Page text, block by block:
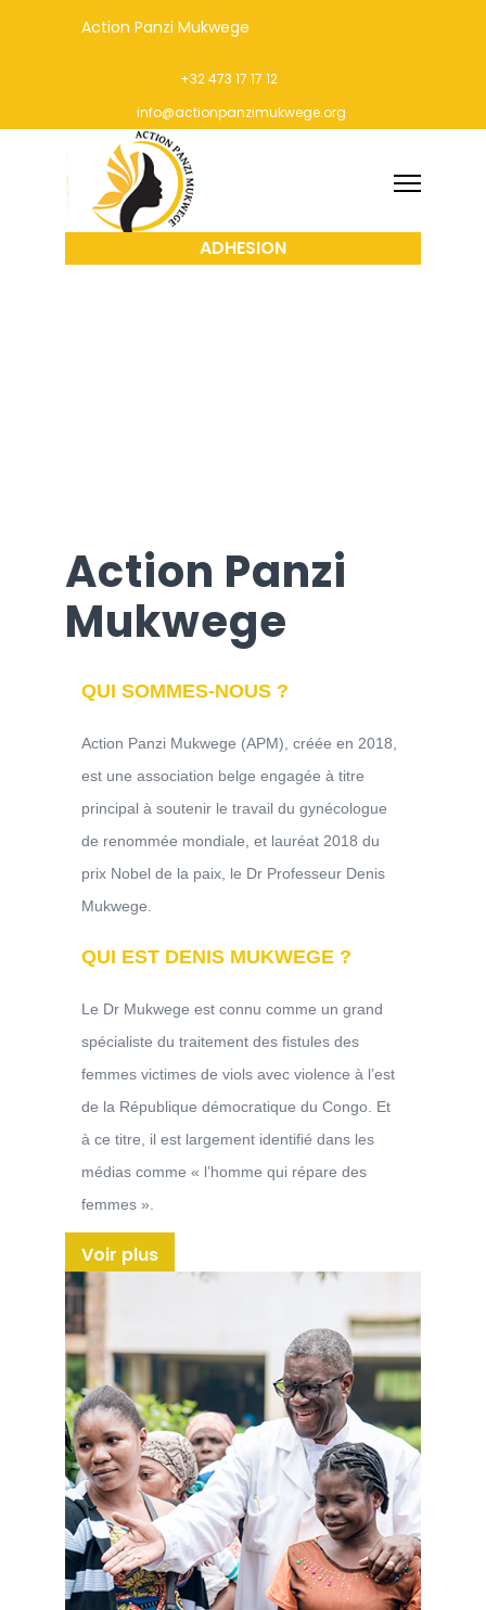
Action Panzi Mukwege
+32 473 17 17 12
info@actionpanzimukwege.org
ADHESION
Action Panzi
Mukwege
QUI SOMMES-NOUS ?
Action Panzi Mukwege (APM), créée en 2018,
est une association belge engagée à titre
principal à soutenir le travail du gynécologue
de renommée mondiale, et lauréat 2018 du
prix Nobel de la paix, le Dr Professeur Denis
Mukwege.
QUI EST DENIS MUKWEGE ?
Le Dr Mukwege est connu comme un grand
spécialiste du traitement des fistules des
femmes victimes de viols avec violence à l’est
de la République démocratique du Congo. Et
à ce titre, il est largement identifié dans les
médias comme « l’homme qui répare des
femmes ».
Voir plus